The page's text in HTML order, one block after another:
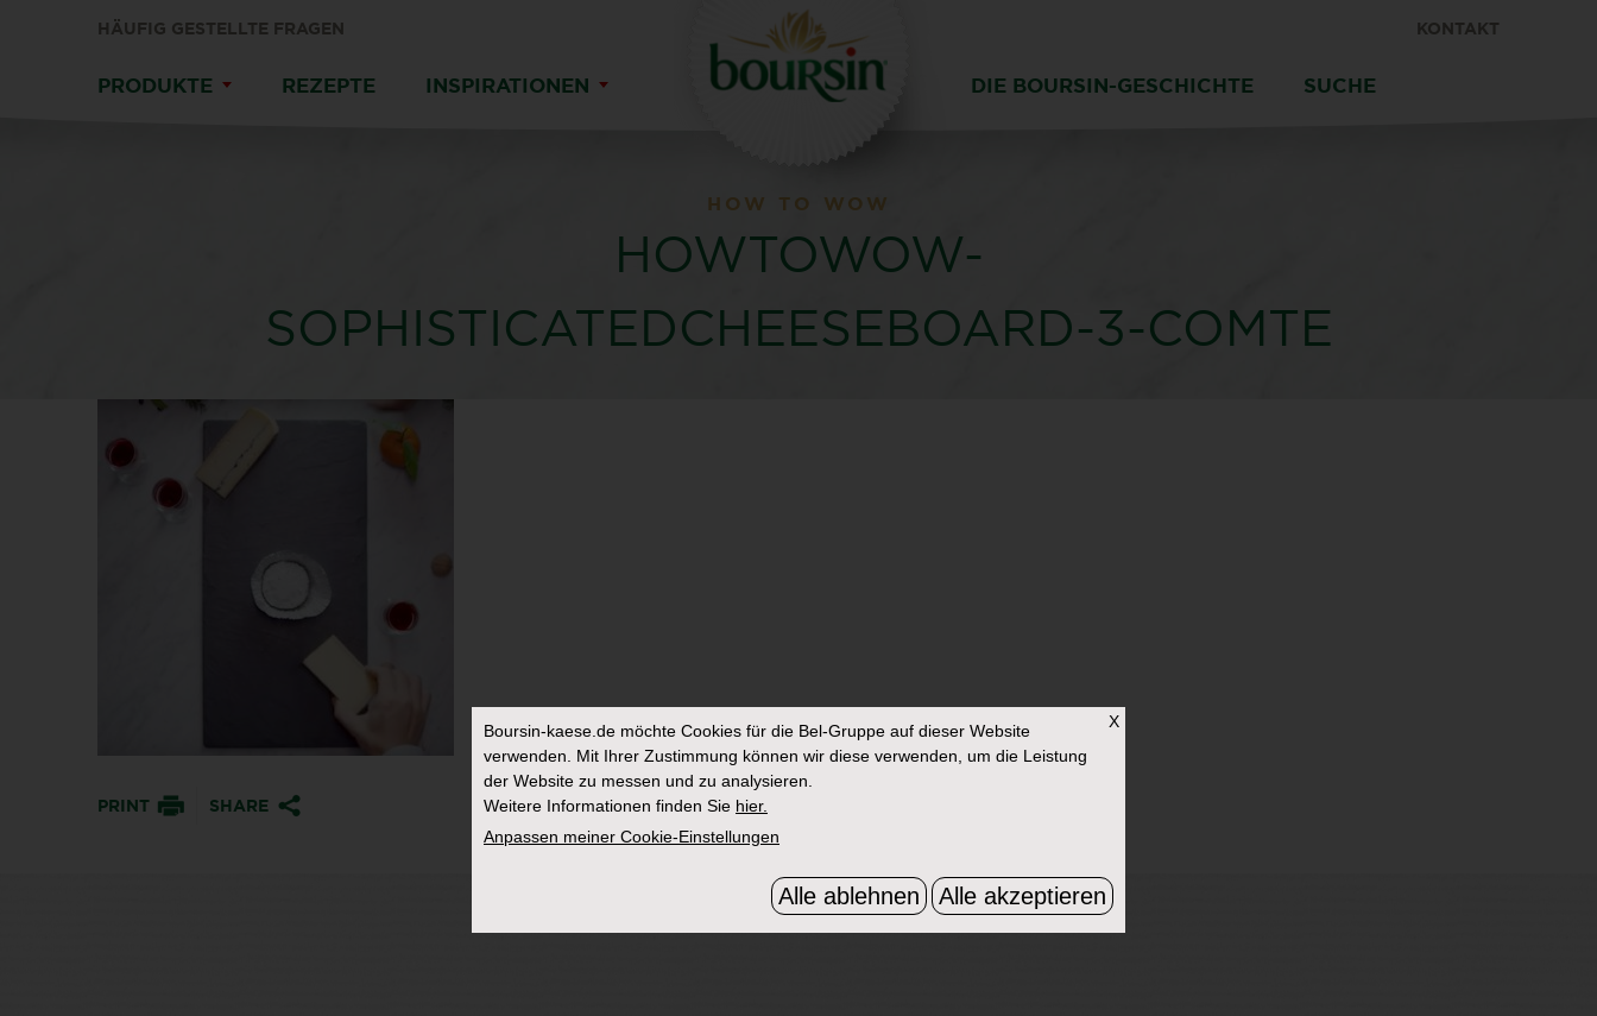
HÄUFIG GESTELLTE FRAGEN KONTAKT
PRODUKTE REZEPTE INSPIRATIONEN DIE BOURSIN-GESCHICHTE SUCHE
HOW TO WOW
HOWTOWOW-
SOPHISTICATEDCHEESEBOARD-3-COMTE
PRINT SHARE
X
Boursin-kaese.de möchte Cookies für die Bel-Gruppe auf dieser Website
verwenden. Mit Ihrer Zustimmung können wir diese verwenden, um die Leistung
der Website zu messen und zu analysieren.
Weitere Informationen finden Sie hier.
Anpassen meiner Cookie-Einstellungen
Alle ablehnen Alle akzeptieren